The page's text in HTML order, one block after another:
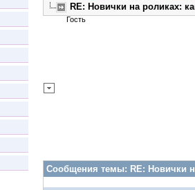
RE: Новички на роликах:
Гость
Сообщения темы: RE: Новички